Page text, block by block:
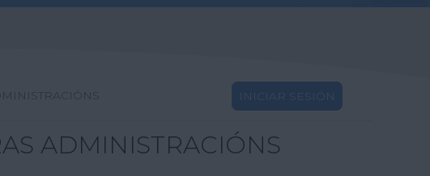
INICIAR SESIÓN
ADMINISTRACIÓNS